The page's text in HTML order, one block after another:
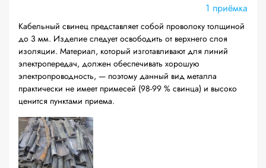
1 приёмка
Кабельный свинец представляет собой проволоку толщиной
до 3 мм. Изделие следует освободить от верхнего слоя
изоляции. Материал, который изготавливают для линий
электропередач, должен обеспечивать хорошую
электропроводность, — поэтому данный вид металла
практически не имеет примесей (98-99 % свинца) и высоко
ценится пунктами приема.